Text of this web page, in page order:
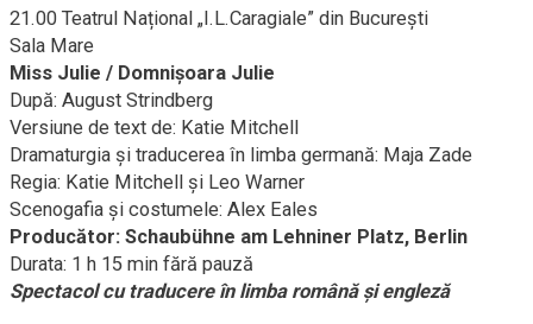
21.00 Teatrul Național „I.L.Caragiale” din București
Sala Mare
Miss Julie / Domnișoara Julie
După: August Strindberg
Versiune de text de: Katie Mitchell
Dramaturgia și traducerea în limba germană: Maja Zade
Regia: Katie Mitchell și Leo Warner
Scenogafia şi costumele: Alex Eales
Producător: Schaubühne am Lehniner Platz, Berlin
Durata: 1 h 15 min fără pauză
Spectacol cu traducere în limba română și engleză